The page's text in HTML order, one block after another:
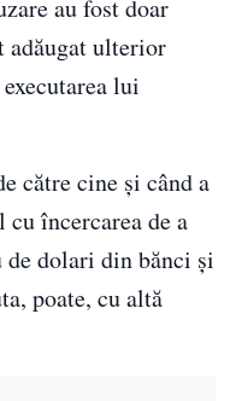
au fost doar
adăugat ulterior
lui
către cine și când a
încercarea de a
dolari din bănci și
poate, cu altă